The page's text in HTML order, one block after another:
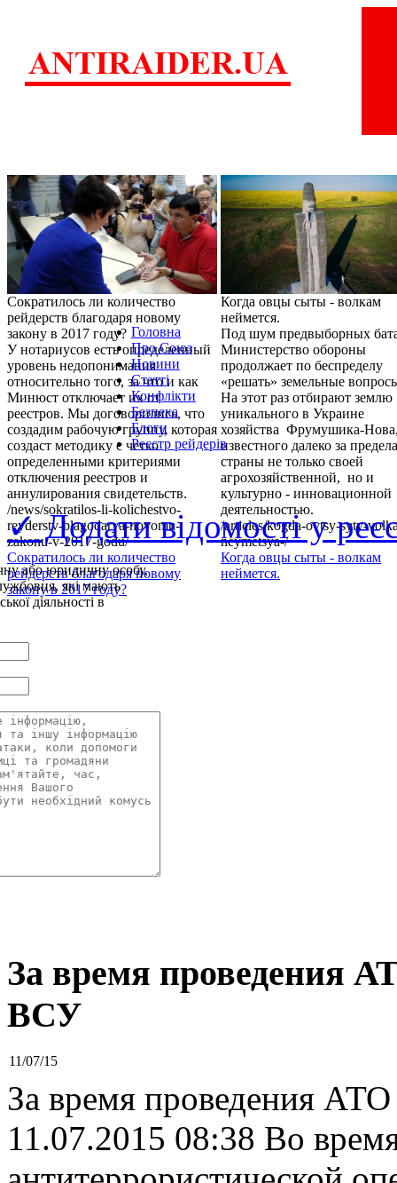
Сократилось ли количество
рейдерств благодаря новому
закону в 2017 году?
У нотариусов есть определенный
уровень недопонимания
относительно того, за что и как
Минюст отключает их от
реестров. Мы договорились, что
создадим рабочую группу, которая
создаст методику с четко
определенными критериями
отключения реестров и
аннулирования свидетельств.
/news/sokratilos-li-kolichestvo-
reyderstv-blagodarya-novomu-
zakonu-v-2017-godu/
Сократилось ли количество
рейдерств благодаря новому
закону в 2017 году?
Когда овцы сыты - волкам
неймется.
Под шум предвыборных
Министерство обороны
продолжает по беспределу
«решать» земельные
На этот раз отбирают землю
уникального в Украине
хозяйства Фрумушика-
известного далеко за
страны не только своей
агрохозяйственной, но и
культурно - инновационной
деятельностью.
/articles/kogda-ovtsy-syty-
neymetsya-/
Когда овцы сыты - волкам
неймется.
Головна
Про Союз
Новини
Статті
Конфлікти
Безпека
Блоги
Реєстр рейдерів
✓ Додати відомості у
або юридичну особу,
які мають
діяльності в
За время проведения
ВСУ
11/07/15
За время проведения
11.07.2015 08:38 Во